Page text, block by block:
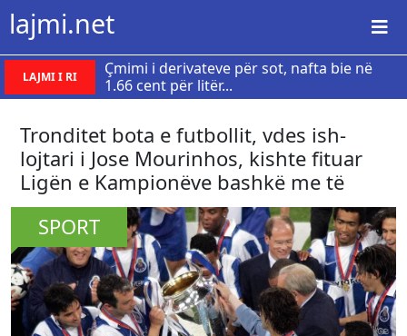
lajmi.net
LAJMI I RI
Çmimi i derivateve për sot, nafta bie në
1.66 cent për litër...
Tronditet bota e futbollit, vdes ish-
lojtari i Jose Mourinhos, kishte fituar
Ligën e Kampionëve bashkë me të
SPORT